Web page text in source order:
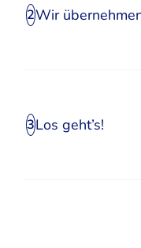
2Wir
3Los geht’s!